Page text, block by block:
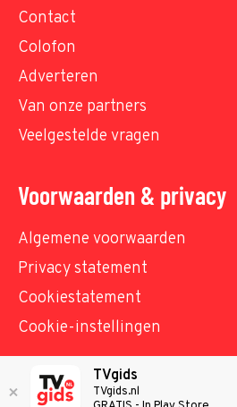
Contact
Colofon
Adverteren
Van onze partners
Veelgestelde vragen
Voorwaarden & privacy
Algemene voorwaarden
Privacy statement
Cookiestatement
Cookie-instellingen
© TVgids.nl 2026 - All rights
TVgids
TVgids.nl